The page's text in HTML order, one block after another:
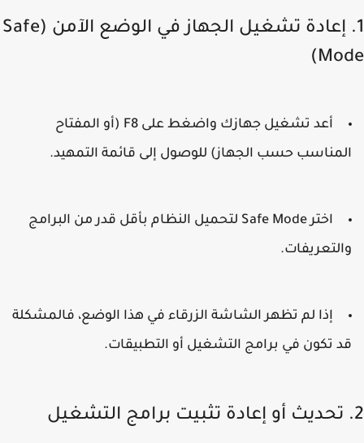
1. إعادة تشغيل الجهاز في الوضع الآمن (Safe
أعد تشغيل جهازك واضغط علىF8 (أو المفتاح
حسب الجهاز) للوصول إلى قائمة التمهيد.
اخترSafe Modeلتحميل النظام بأقل قدر من البرامج
إذا لم تظهر الشاشة الزرقاء في هذا الوضع، فالمشكلة
تكون في برامج التشغيل أو التطبيقات.